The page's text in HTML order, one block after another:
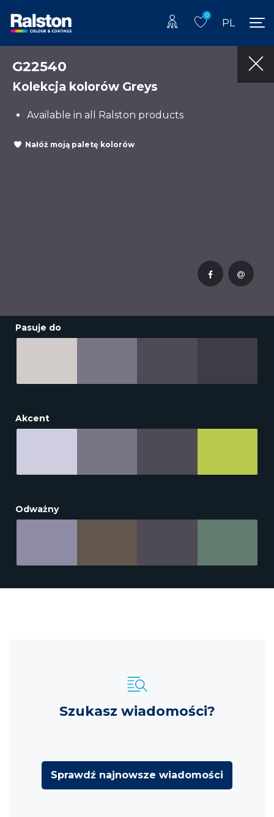
0
PL
G22540
Kolekcja kolorów Greys
Available in all Ralston products
Nałóż moją paletę kolorów
Pasuje do
Akcent
Odważny
Szukasz wiadomości?
Sprawdź najnowsze wiadomości